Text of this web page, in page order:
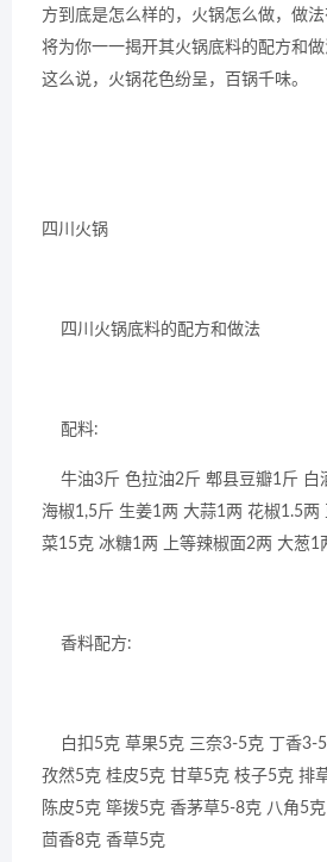
方到底是怎么样的，火锅怎么做，做法
将为你一一揭开其火锅底料的配方和
这么说，火锅花色纷呈，百锅千味。
四川火锅
四川火锅底料的配方和做法
配料:
牛油3斤 色拉油2斤 郫县豆瓣1斤 白
海椒1,5斤 生姜1两 大蒜1两 花椒1.5
菜15克 冰糖1两 上等辣椒面2两 大葱1
香料配方:
白扣5克 草果5克 三奈3-5克 丁香3-
孜然5克 桂皮5克 甘草5克 枝子5克 排
陈皮5克 筚拨5克 香茅草5-8克 八角5
茴香8克 香草5克